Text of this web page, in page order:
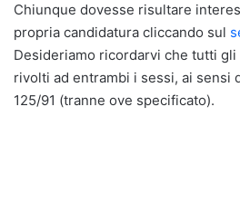
Chiunque dovesse risultare
propria candidatura cliccando sul
Desideriamo ricordarvi che tutti
rivolti ad entrambi i sessi, ai sensi
125/91 (tranne ove specificato).